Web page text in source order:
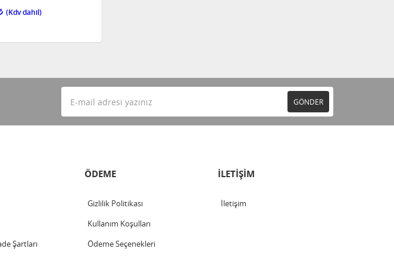
GÖNDER
Şartları
ÖDEME
Gizlilik Politikası
Kullanım Koşulları
Ödeme Seçenekleri
İLETİŞİM
İletişim